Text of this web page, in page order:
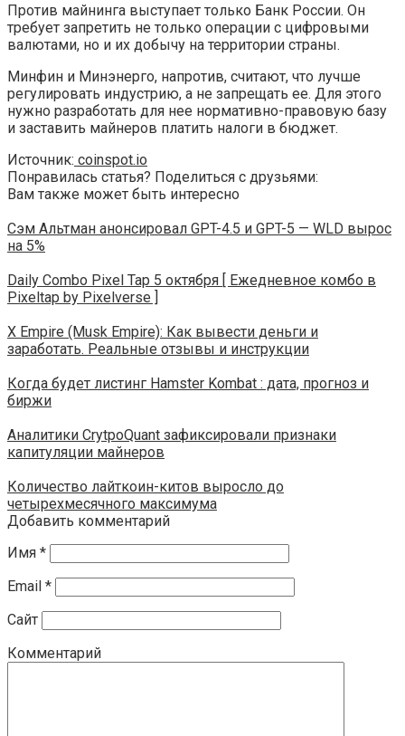
Против майнинга выступает только Банк России. Он
требует запретить не только операции с цифровыми
валютами, но и их добычу на территории страны.
Минфин и Минэнерго, напротив, считают, что лучше
регулировать индустрию, а не запрещать ее. Для этого
нужно разработать для нее нормативно-правовую базу
и заставить майнеров платить налоги в бюджет.
Источник: coinspot.io
Понравилась статья? Поделиться с друзьями:
Вам также может быть интересно
Сэм Альтман анонсировал GPT-4.5 и GPT-5 — WLD вырос
на 5%
Daily Combo Pixel Tap 5 октября [ Ежедневное комбо в
Pixeltap by Pixelverse ]
X Empire (Musk Empire): Как вывести деньги и
заработать. Реальные отзывы и инструкции
Когда будет листинг Hamster Kombat : дата, прогноз и
биржи
Аналитики CrytpoQuant зафиксировали признаки
капитуляции майнеров
Количество лайткоин-китов выросло до
четырехмесячного максимума
Добавить комментарий
Имя *
Email *
Сайт
Комментарий